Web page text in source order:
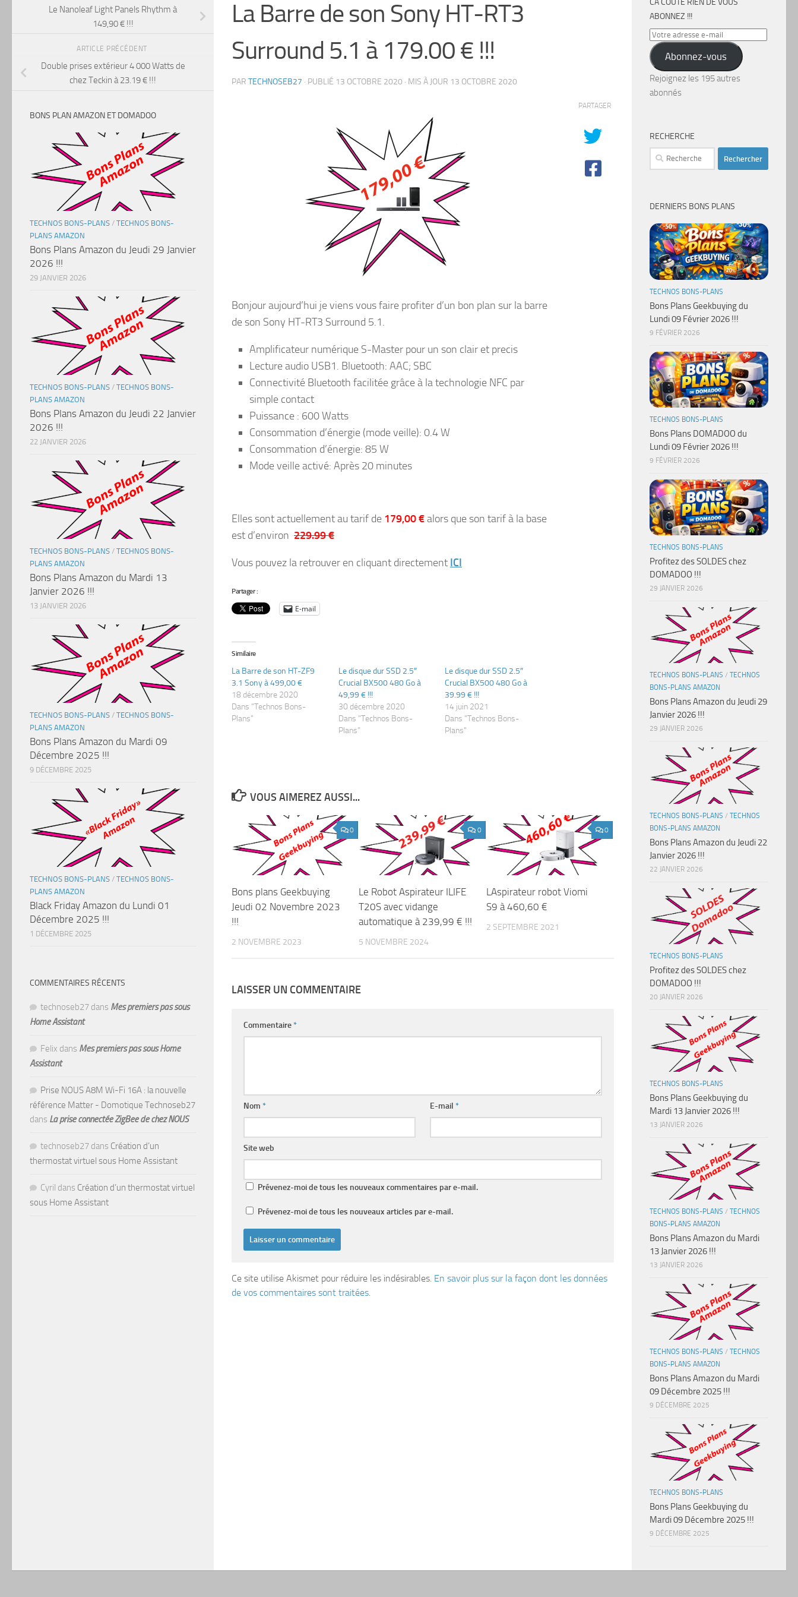
La Barre de son Sony HT-RT3
Surround 5.1 à 179.00 € !!!
PAR TECHNOSEB27 · PUBLIÉ 13 OCTOBRE 2020 · MIS À JOUR 13 OCTOBRE 2020
Bonjour aujourd’hui je viens vous faire profiter d’un bon plan sur la barre
de son Sony HT-RT3 Surround 5.1.
Amplificateur numérique S-Master pour un son clair et precis
Lecture audio USB1. Bluetooth: AAC; SBC
Connectivité Bluetooth facilitée grâce à la technologie NFC par
simple contact
Puissance : 600 Watts
Consommation d’énergie (mode veille): 0.4 W
Consommation d’énergie: 85 W
Mode veille activé: Après 20 minutes
Elles sont actuellement au tarif de 179,00 €alors que son tarif à la base
est d’environ 229.99 €
Vous pouvez la retrouver en cliquant directement ICI
Partager :
E-mail
Similaire
La Barre de son HT-ZF9
3.1 Sony à 499,00 €
18 décembre 2020
Dans "Technos Bons-
Plans"
Le disque dur SSD 2.5″
Crucial BX500 480 Go à
49,99 € !!!
30 décembre 2020
Dans "Technos Bons-
Plans"
Le disque dur SSD 2.5″
Crucial BX500 480 Go à
39.99 € !!!
14 juin 2021
Dans "Technos Bons-
Plans"
PARTAGER
VOUS AIMEREZ AUSSI...
0
Bons plans Geekbuying
Jeudi 02 Novembre 2023
!!!
2 NOVEMBRE 2023
0
Le Robot Aspirateur ILIFE
T20S avec vidange
automatique à 239,99 € !!!
5 NOVEMBRE 2024
0
LAspirateur robot Viomi
S9 à 460,60 €
2 SEPTEMBRE 2021
LAISSER UN COMMENTAIRE
Commentaire*
Nom * E-mail*
Site web
Prévenez-moi de tous les nouveaux commentaires par e-mail.
Prévenez-moi de tous les nouveaux articles par e-mail.
Ce site utilise Akismet pour réduire les indésirables. En savoir plus sur la façon dont les données
de vos commentaires sont traitées
Le Nanoleaf Light Panels Rhythm à
149,90 € !!!
ARTICLE PRÉCÉDENT
Double prises extérieur 4 000 Watts de
chez Teckin à 23.19 € !!!
BONS PLAN AMAZON ET DOMADOO
TECHNOS BONS-PLANS / TECHNOS BONS-
PLANS AMAZON
Bons Plans Amazon du Jeudi 29 Janvier
2026 !!!
29 JANVIER 2026
TECHNOS BONS-PLANS / TECHNOS BONS-
PLANS AMAZON
Bons Plans Amazon du Jeudi 22 Janvier
2026 !!!
22 JANVIER 2026
TECHNOS BONS-PLANS / TECHNOS BONS-
PLANS AMAZON
Bons Plans Amazon du Mardi 13
Janvier 2026 !!!
13 JANVIER 2026
TECHNOS BONS-PLANS / TECHNOS BONS-
PLANS AMAZON
Bons Plans Amazon du Mardi 09
Décembre 2025 !!!
9 DÉCEMBRE 2025
TECHNOS BONS-PLANS / TECHNOS BONS-
PLANS AMAZON
Black Friday Amazon du Lundi 01
Décembre 2025 !!!
1 DÉCEMBRE 2025
COMMENTAIRES RÉCENTS
technoseb27 dans Mes premiers pas sous
Home Assistant
Felix dans Mes premiers pas sous Home
Assistant
Prise NOUS A8M Wi-Fi 16A : la nouvelle
référence Matter - Domotique Technoseb27
dans La prise connectée ZigBee de chez NOUS
technoseb27 dans Création d’un
thermostat virtuel sous Home Assistant
Cyril dans Création d’un thermostat virtuel
sous Home Assistant
CA COÛTE RIEN DE VOUS
ABONNEZ !!!
Votre
adresse
e-
mail
Abonnez-vous
Rejoignez les 195 autres
abonnés
RECHERCHE
Rechercher :
DERNIERS BONS PLANS
TECHNOS BONS-PLANS
Bons Plans Geekbuying du
Lundi 09 Février 2026 !!!
9 FÉVRIER 2026
TECHNOS BONS-PLANS
Bons Plans DOMADOO du
Lundi 09 Février 2026 !!!
9 FÉVRIER 2026
TECHNOS BONS-PLANS
Profitez des SOLDES chez
DOMADOO !!!
29 JANVIER 2026
TECHNOS BONS-PLANS / TECHNOS
BONS-PLANS AMAZON
Bons Plans Amazon du Jeudi 29
Janvier 2026 !!!
29 JANVIER 2026
TECHNOS BONS-PLANS / TECHNOS
BONS-PLANS AMAZON
Bons Plans Amazon du Jeudi 22
Janvier 2026 !!!
22 JANVIER 2026
TECHNOS BONS-PLANS
Profitez des SOLDES chez
DOMADOO !!!
20 JANVIER 2026
TECHNOS BONS-PLANS
Bons Plans Geekbuying du
Mardi 13 Janvier 2026 !!!
13 JANVIER 2026
TECHNOS BONS-PLANS / TECHNOS
BONS-PLANS AMAZON
Bons Plans Amazon du Mardi
13 Janvier 2026 !!!
13 JANVIER 2026
TECHNOS BONS-PLANS / TECHNOS
BONS-PLANS AMAZON
Bons Plans Amazon du Mardi
09 Décembre 2025 !!!
9 DÉCEMBRE 2025
TECHNOS BONS-PLANS
Bons Plans Geekbuying du
Mardi 09 Décembre 2025 !!!
9 DÉCEMBRE 2025